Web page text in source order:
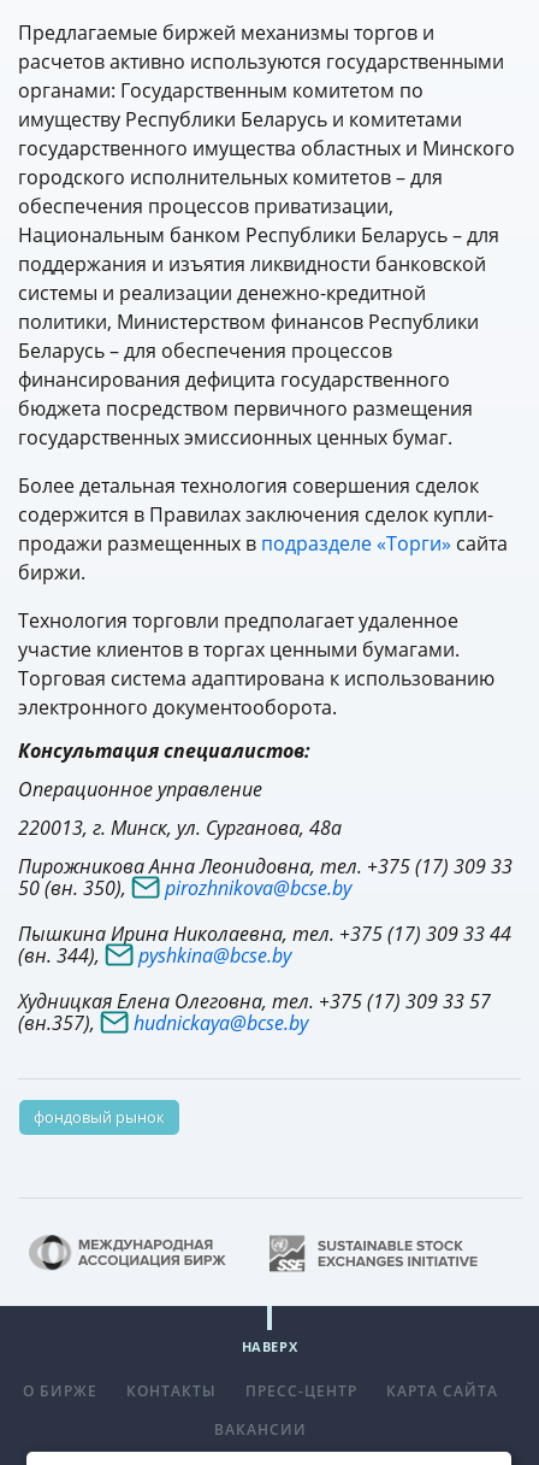
Предлагаемые биржей механизмы торгов и
расчетов активно используются государственными
органами: Государственным комитетом по
имуществу Республики Беларусь и комитетами
государственного имущества областных и Минского
городского исполнительных комитетов – для
обеспечения процессов приватизации,
Национальным банком Республики Беларусь – для
поддержания и изъятия ликвидности банковской
системы и реализации денежно-кредитной
политики, Министерством финансов Республики
Беларусь – для обеспечения процессов
финансирования дефицита государственного
бюджета посредством первичного размещения
государственных эмиссионных ценных бумаг.
Более детальная технология совершения сделок
содержится в Правилах заключения сделок купли-
продажи размещенных в подразделе «Торги» сайта
биржи.
Технология торговли предполагает удаленное
участие клиентов в торгах ценными бумагами.
Торговая система адаптирована к использованию
электронного документооборота.
Консультация специалистов:
Операционное управление
220013, г. Минск, ул. Сурганова, 48а
Пирожникова Анна Леонидовна, тел. +375 (17) 309 33
50 (вн. 350),
pirozhnikova@bcse.by
Пышкина Ирина Николаевна, тел. +375 (17) 309 33 44
(вн. 344),
pyshkina@bcse.by
Худницкая Елена Олеговна, тел. +375 (17) 309 33 57
(вн.357),
hudnickaya@bcse.by
фондовый рынок
О БИРЖЕ КОНТАКТЫ ПРЕСС-ЦЕНТР
КАРТА САЙТА
ВАКАНСИИ
НАВЕРХ